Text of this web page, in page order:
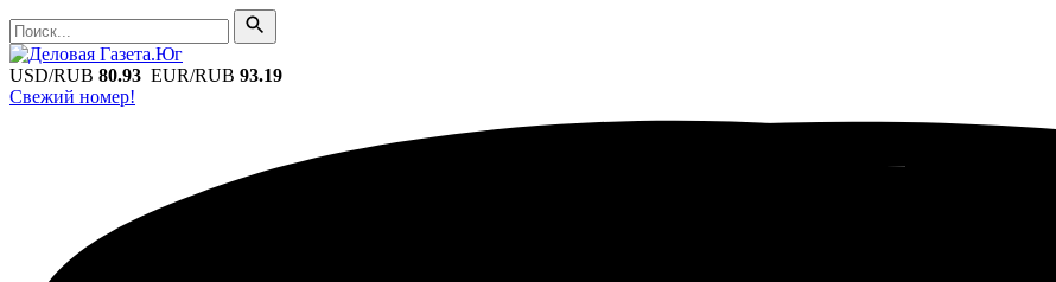
Поиск
Поиск
USD/RUB 80.93 EUR/RUB 93.19
Свежий номер!